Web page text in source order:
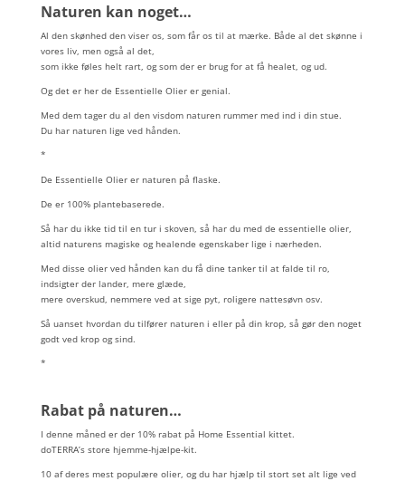
Naturen kan noget…
Al den skønhed den viser os, som får os til at mærke. Både al det skønne i
vores liv, men også al det,
som ikke føles helt rart, og som der er brug for at få healet, og ud.
Og det er her de Essentielle Olier er genial.
Med dem tager du al den visdom naturen rummer med ind i din stue.
Du har naturen lige ved hånden.
*
De Essentielle Olier er naturen på flaske.
De er 100% plantebaserede.
Så har du ikke tid til en tur i skoven, så har du med de essentielle olier,
altid naturens magiske og healende egenskaber lige i nærheden.
Med disse olier ved hånden kan du få dine tanker til at falde til ro,
indsigter der lander, mere glæde,
mere overskud, nemmere ved at sige pyt, roligere nattesøvn osv.
Så uanset hvordan du tilfører naturen i eller på din krop, så gør den noget
godt ved krop og sind.
*
Rabat på naturen…
I denne måned er der 10% rabat på Home Essential kittet.
doTERRA’s store hjemme-hjælpe-kit.
10 af deres mest populære olier, og du har hjælp til stort set alt lige ved